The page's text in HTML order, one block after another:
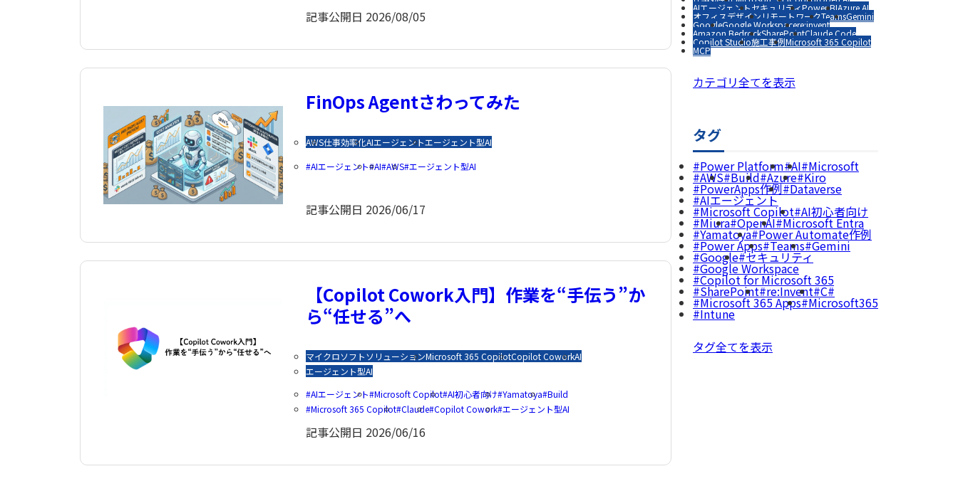
記事公開日 2026/08/05
FinOps Agentさわってみた
AWS仕事効率化AIエージェントエージェント型AI
AIエージェント AI AWS エージェント型AI
記事公開日 2026/06/17
【Copilot Cowork入門】作業を“手伝う”か
ら“任せる”へ
マイクロソフトソリューションMicrosoft 365 CopilotCopilot CoworkAI
エージェント型AI
AIエージェント Microsoft Copilot AI初心者向け Yamatoya Build
Microsoft 365 Copilot Claude Copilot Cowork エージェント型AI
記事公開日 2026/06/16
AIエージェントセキュリティPower BIAzure AI
オフィスデザイン リモートワークTeamsGemini
GoogleGoogle Workspacere:invent
Amazon BedrockSharePointClaude Code
Copilot Studio施工事例Microsoft 365 Copilot
MCP
カテゴリ全てを表示
タグ
Power Platform AI Microsoft
AWS Build Azure Kiro
PowerApps作例 Dataverse
AIエージェント
Microsoft Copilot AI初心者向け
Miura OpenAI Microsoft Entra
Yamatoya Power Automate作例
Power Apps Teams Gemini
Google セキュリティ
Google Workspace
Copilot for Microsoft 365
SharePoint re:Invent C#
Microsoft 365 Apps Microsoft365
Intune
タグ全てを表示